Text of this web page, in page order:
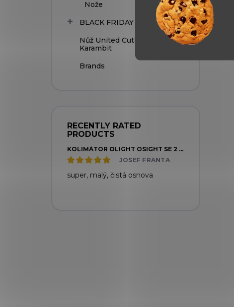
Nože
BLACK FRIDAY
Nůž United Cutlery Honshu
Karambit
Brands
RECENTLY RATED
PRODUCTS
KOLIMÁTOR OLIGHT OSIGHT SE 2 MOA DOT
JOSEF FRANTA
super, malý, čistá osnova